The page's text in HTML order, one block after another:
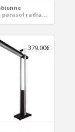
parasol radiateur chauffant
379.00€